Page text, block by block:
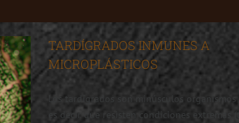
TARDÍGRADOS INMUNES A
MICROPLÁSTICOS
Los tardígrados son minúsculos
es decir que resisten condiciones extremas